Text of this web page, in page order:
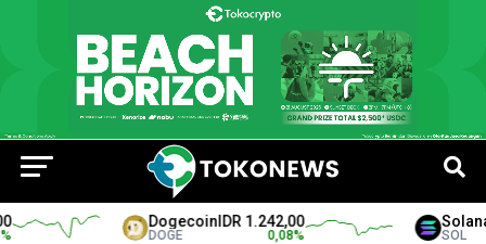
DogecoinIDR 1.242,00
DOGE 0,08%
Solana
SOL